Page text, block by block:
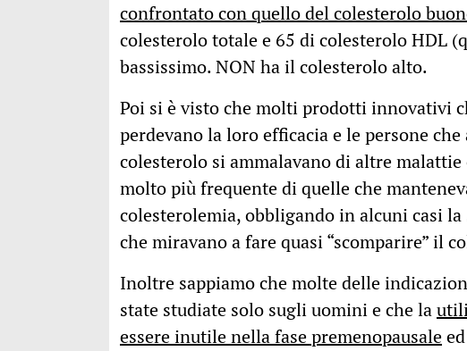
confrontato con quello del colesterolo
colesterolo totale e 65 di colesterolo HDL
bassissimo. NON ha il colesterolo alto.
Poi si è visto che molti prodotti innovativi
perdevano la loro efficacia e le persone
colesterolo si ammalavano di altre
molto più frequente di quelle che
colesterolemia, obbligando in alcuni casi
che miravano a fare quasi “scomparire” il
Inoltre sappiamo che molte delle
state studiate solo sugli uomini e che la
essere inutile nella fase premenopausale